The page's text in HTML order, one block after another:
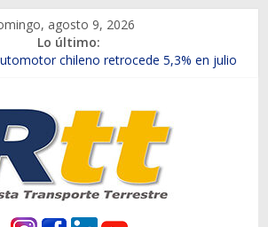
agosto 9, 2026
Lo último:
internacional en lanzar la nueva
electrificados de Chevrolet en el Biobío
con nuevas sucursales en Rancagua y
presentó la recién estrenada Bolden en
2026